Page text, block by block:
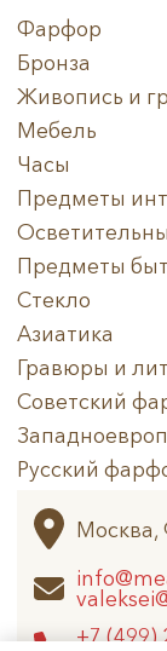
Фарфор
Бронза
Живопись и
Мебель
Часы
Предметы
Предметы
Стекло
Азиатика
Гравюры и
Советский
Русский
Архив
Москва,
+7 (499)